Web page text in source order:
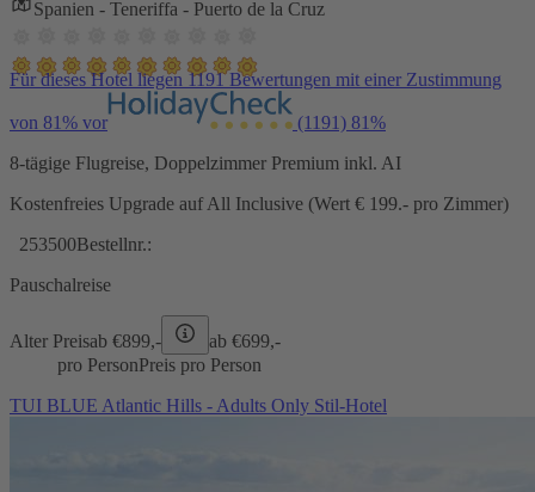
Spanien - Teneriffa - Puerto de la Cruz
Für dieses Hotel liegen 1191 Bewertungen mit einer Zustimmung
von 81% vor (1191) 81%
8-tägige Flugreise, Doppelzimmer Premium inkl. AI
Kostenfreies Upgrade auf All Inclusive (Wert € 199.- pro Zimmer)
253500Bestellnr.:
Pauschalreise
Alter Preisab €899,- ab €699,-
pro PersonPreis pro Person
TUI BLUE Atlantic Hills - Adults Only Stil-Hotel